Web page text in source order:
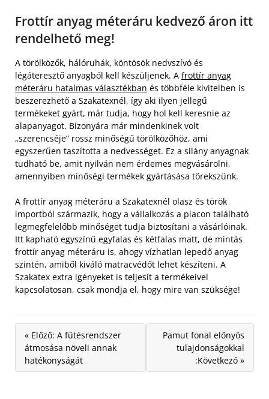
Frottír anyag méteráru kedvező áron itt
rendelhető meg!
A törölközők, hálóruhák, köntösök nedvszívó és
légáteresztő anyagból kell készüljenek. A frottír anyag
méteráru hatalmas választékban és többféle kivitelben is
beszerezhető a Szakatexnél, így aki ilyen jellegű
termékeket gyárt, már tudja, hogy hol kell keresnie az
alapanyagot. Bizonyára már mindenkinek volt
„szerencséje” rossz minőségű törölközőhöz, ami
egyszerűen taszította a nedvességet. Ez a silány anyagnak
tudható be, amit nyilván nem érdemes megvásárolni,
amennyiben minőségi termékek gyártásása törekszünk.
A frottír anyag méteráru a Szakatexnél olasz és török
importból származik, hogy a vállalkozás a piacon található
legmegfelelőbb minőséget tudja biztosítani a vásárlóinak.
Itt kapható egyszínű egyfalas és kétfalas matt, de mintás
frottír anyag méteráru is, ahogy vízhatlan lepedő anyag
szintén, amiből kiváló matracvédőt lehet készíteni. A
Szakatex extra igényeket is teljesít a termékeivel
kapcsolatosan, csak mondja el, hogy mire van szüksége!
« Előző: A fűtésrendszer
átmosása növeli annak
hatékonyságát
Pamut fonal előnyös
tulajdonságokkal
:Következő »